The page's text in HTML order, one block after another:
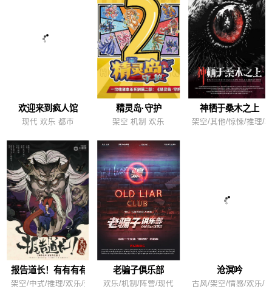
欢迎来到疯人馆
现代 欢乐 都市
精灵岛·守护
架空 机制 欢乐
神栖于桑木之上
架空/其他/惊悚/推理/
报告道长！有有有有鬼！
架空/中式/推理/欢乐/变格/还原
老骗子俱乐部
欢乐/机制/阵营/现代
沧溟吟
古风/架空/情感/欢乐/